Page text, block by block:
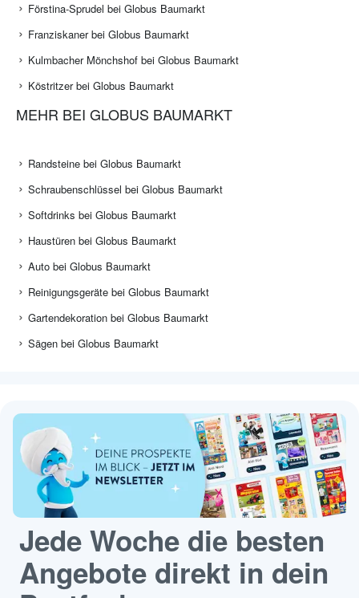
Förstina-Sprudel bei Globus Baumarkt
Franziskaner bei Globus Baumarkt
Kulmbacher Mönchshof bei Globus Baumarkt
Köstritzer bei Globus Baumarkt
MEHR BEI GLOBUS BAUMARKT
Randsteine bei Globus Baumarkt
Schraubenschlüssel bei Globus Baumarkt
Softdrinks bei Globus Baumarkt
Haustüren bei Globus Baumarkt
Auto bei Globus Baumarkt
Reinigungsgeräte bei Globus Baumarkt
Gartendekoration bei Globus Baumarkt
Sägen bei Globus Baumarkt
Jede Woche die besten
Angebote direkt in dein